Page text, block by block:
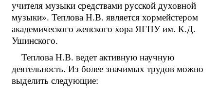
учителя музыки средствами русской духовной
музыки». Теплова Н.В. является хормейстером
академического женского хора ЯГПУ им. К.Д.
Ушинского.
Теплова Н.В. ведет активную научную
деятельность. Из более значимых трудов можно
выделить следующие: